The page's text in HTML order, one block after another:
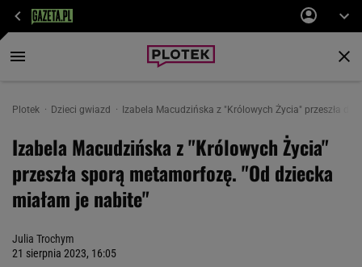
Plotek Dzieci gwiazd Izabela Macudzińska z "Królowych Życia" przeszła
Izabela Macudzińska z "Królowych Życia"
przeszła sporą metamorfozę. "Od dziecka
miałam je nabite"
Julia Trochym
21 sierpnia 2023, 16:05